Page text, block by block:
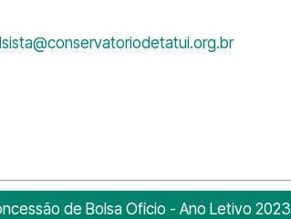
de Bolsa Ofício - Ano Letivo 2023